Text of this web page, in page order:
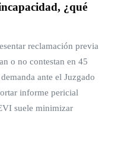
¿qué
reclamación previa
o no contestan en 45
ante el Juzgado
informe pericial
suele minimizar